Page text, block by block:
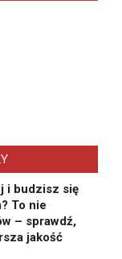
i budzisz się
To nie
– sprawdź,
jakość